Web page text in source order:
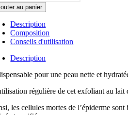
au panier
Description
Composition
Conseils d'utilisation
Description
pour une peau nette et
régulière de cet exfoliant au lait
les cellules mortes de l’épiderme